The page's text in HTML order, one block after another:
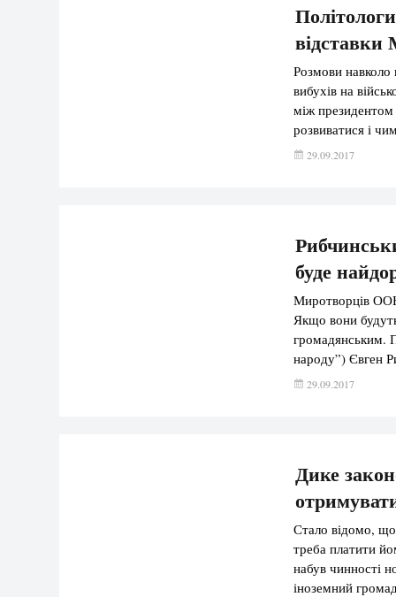
Розмови навколо
вибухів на
між
розвиватися і
українських
29.09.2017
буде
Миротворців ООН
Якщо вони
громадянським.
народу”) Євген
мільйонів
29.09.2017
Дике
Стало відомо,
треба платити
набув чинності
іноземний